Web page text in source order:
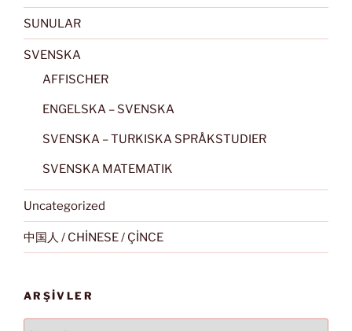
SUNULAR
SVENSKA
AFFISCHER
ENGELSKA – SVENSKA
SVENSKA – TURKISKA SPRÅKSTUDIER
SVENSKA MATEMATIK
Uncategorized
中国人 / CHİNESE / ÇİNCE
ARŞIVLER